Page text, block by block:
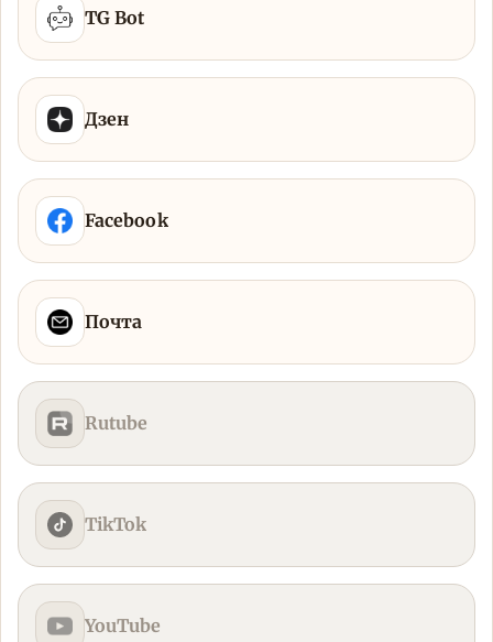
TG Bot
Дзен
Facebook
Почта
Rutube
TikTok
YouTube